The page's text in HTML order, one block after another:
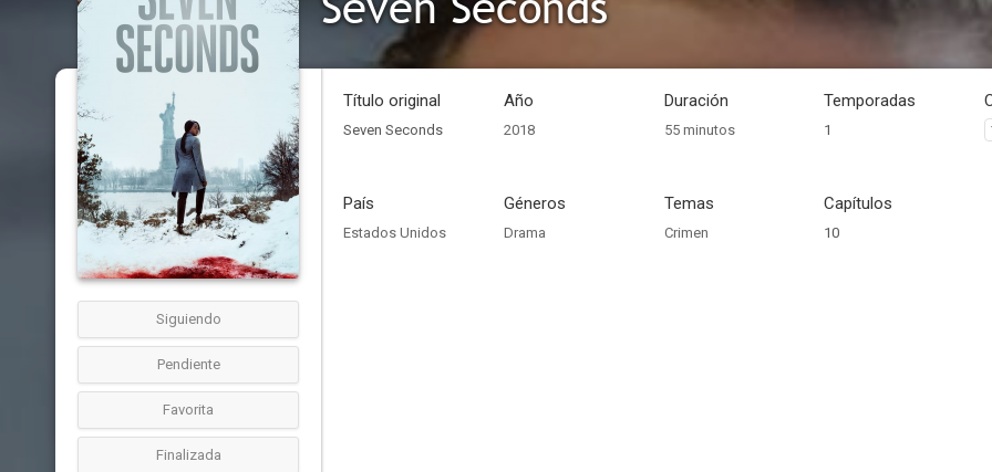
Siguiendo
Pendiente
Favorita
Finalizada
Título original
Seven Seconds
Año
2018
Duración
55 minutos
Temporadas
1
País
Estados Unidos
Géneros
Drama
Temas
Crimen
Capítulos
10